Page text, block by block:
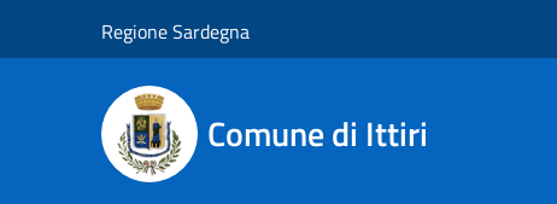
Regione Sardegna
Comune di Ittiri